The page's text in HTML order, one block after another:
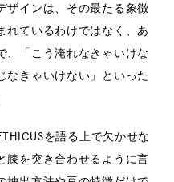
ザインは、その最たる象徴
れているわけではなく、あ
、「こう淹れなきゃいけな
なきゃいけない」といった
を語る上で欠かせな
膝を突き合わせるように言